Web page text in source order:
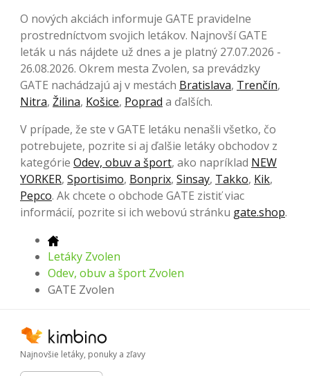
O nových akciách informuje GATE pravidelne
prostredníctvom svojich letákov. Najnovší GATE
leták u nás nájdete už dnes a je platný 27.07.2026 -
26.08.2026. Okrem mesta Zvolen, sa prevádzky
GATE nachádzajú aj v mestách Bratislava, Trenčín,
Nitra, Žilina, Košice, Poprad a ďalších.
V prípade, že ste v GATE letáku nenašli všetko, čo
potrebujete, pozrite si aj ďalšie letáky obchodov z
kategórie Odev, obuv a šport, ako napríklad NEW
YORKER, Sportisimo, Bonprix, Sinsay, Takko, Kik,
Pepco. Ak chcete o obchode GATE zistiť viac
informácií, pozrite si ich webovú stránku gate.shop.
Letáky Zvolen
Odev, obuv a šport Zvolen
GATE Zvolen
Najnovšie letáky, ponuky a zľavy